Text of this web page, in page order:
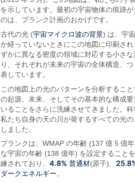
を示しています。最初の宇宙物体の痕跡
のは、プランク計画のおかげです。
古代の光 (宇宙マイクロ波の背景) は、宇
か経っていないときにこの地図に印刷さ
ずかに異なる密度の領域に対応する小さ
り、それぞれが未来の宇宙の全体構造、
表しています。
この地図上の光のパターンを分析するこ
の起源、未来、そしてその基本的な構成
いることをさらに洗練させてきました。
私たち自身の天の川が発するすべての光
しました。
プランクは、WMAP の年齢 (137 億 5 億
な宇宙の年齢 (138 億年) を設定すること
練されており、4.8% 普通材(原子)、
ダークエネルギー。